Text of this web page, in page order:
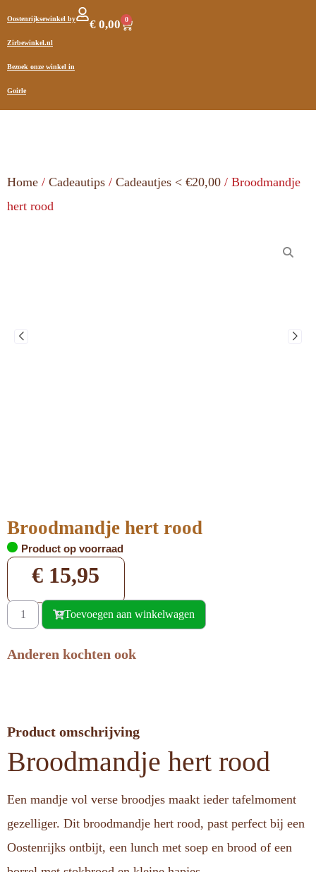
Oostenrijksewinkel by
Zirbewinkel.nl
Bezoek onze winkel in
Goirle
€ 0,00 0
Home / Cadeautips / Cadeautjes < €20,00 / Broodmandje
hert rood
Broodmandje hert rood
Product op voorraad
€ 15,95
Toevoegen aan winkelwagen
Anderen kochten ook
Product omschrijving
Broodmandje hert rood
Een mandje vol verse broodjes maakt ieder tafelmoment
gezelliger. Dit broodmandje hert rood, past perfect bij een
Oostenrijks ontbijt, een lunch met soep en brood of een